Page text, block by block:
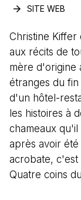
Christine Kiffer
aux récits de
mère d'origine
étranges du
d'un hôtel-
les histoires à
chameaux
après avoir
acrobate, c'est
Quatre coins
arrow_forward SITE WEB